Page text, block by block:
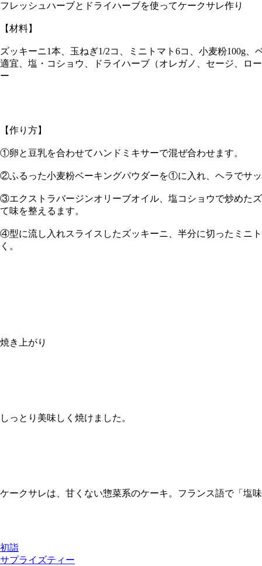
フレッシュハーブとドライハーブを使ってケークサレ作り
【材料】
ズッキーニ1本、玉ねぎ1/2コ、ミニトマト6コ、小麦粉100g
適宜、塩・コショウ、ドライハーブ（オレガノ、セージ、ロ
ー
【作り方】
①卵と豆乳を合わせてハンドミキサーで混ぜ合わせます。
②ふるった小麦粉ベーキングパウダーを①に入れ、ヘラでサ
③エクストラバージンオリーブオイル、塩コショウで炒めた
て味を整えるます。
④型に流し入れスライスしたズッキーニ、半分に切ったミニ
く。
焼き上がり
しっとり美味しく焼けました。
ケークサレは、甘くない惣菜系のケーキ。フランス語で「塩
初詣
サプライズティー